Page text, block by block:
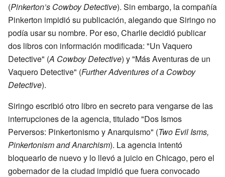
(Pinkerton’s Cowboy Detective). Sin embargo, la compañía
Pinkerton impidió su publicación, alegando que Siringo no
podía usar su nombre. Por eso, Charlie decidió publicar
dos libros con información modificada: "Un Vaquero
Detective" (A Cowboy Detective) y "Más Aventuras de un
Vaquero Detective" (Further Adventures of a Cowboy
Detective).
Siringo escribió otro libro en secreto para vengarse de las
interrupciones de la agencia, titulado "Dos Ismos
Perversos: Pinkertonismo y Anarquismo" (Two Evil Isms,
Pinkertonism and Anarchism). La agencia intentó
bloquearlo de nuevo y lo llevó a juicio en Chicago, pero el
gobernador de la ciudad impidió que fuera convocado